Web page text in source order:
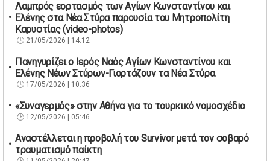
Λαμπρός εορτασμός των Αγίων Κωνσταντίνου και
Ελένης στα Νέα Στύρα παρουσία του Μητροπολίτη
Καρυστίας (video-photos)
21/05/2026 | 14:12
Πανηγυρίζει ο Ιερός Ναός Αγίων Κωνσταντίνου και
Ελένης Νέων Στύρων-Γιορτάζουν τα Νέα Στύρα
17/05/2026 | 10:36
«Συναγερμός» στην Αθήνα για το τουρκικό νομοσχέδιο
12/05/2026 | 05:46
Αναστέλλεται η προβολή του Survivor μετά τον σοβαρό
τραυματισμό παίκτη